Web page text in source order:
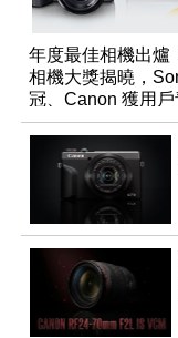
年度最佳相機出爐
相機大獎揭曉，
冠、Canon 獲用戶